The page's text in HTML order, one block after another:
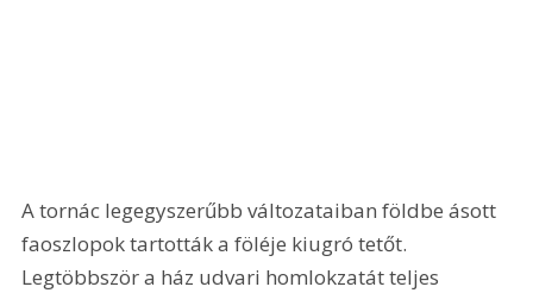
A tornác legegyszerűbb változataiban földbe ásott
faoszlopok tartották a föléje kiugró tetőt.
Legtöbbször a ház udvari homlokzatát teljes